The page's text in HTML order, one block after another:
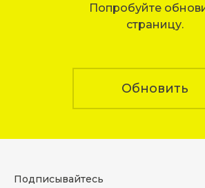
Попробуйте
страницу.
Обновить
Подписывайтесь